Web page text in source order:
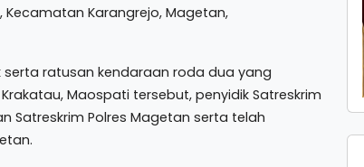
Karangrejo, Magetan,
serta ratusan kendaraan roda dua yang
Maospati tersebut, penyidik Satreskrim
Satreskrim Polres Magetan serta telah